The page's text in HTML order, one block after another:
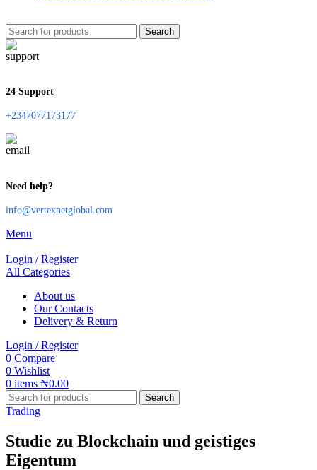
Search
24 Support
+2347077173177
Need help?
info@vertexnetglobal.com
Menu
Login / Register
All Categories
About us
Our Contacts
Delivery & Return
Login / Register
0 Compare
0 Wishlist
0 items ₦0.00
Search
Trading
Studie zu Blockchain und geistiges
Eigentum